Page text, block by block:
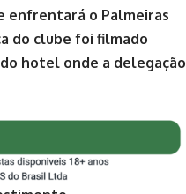
enfrentará o Palmeiras
do clube foi filmado
hotel onde a delegação